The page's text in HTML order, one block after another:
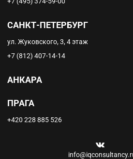
САНКТ-ПЕТЕРБУРГ
ул. Жуковского, 3, 4 этаж
+7 (812) 407-14-14
АНКАРА
ПРАГА
+420 228 885 526